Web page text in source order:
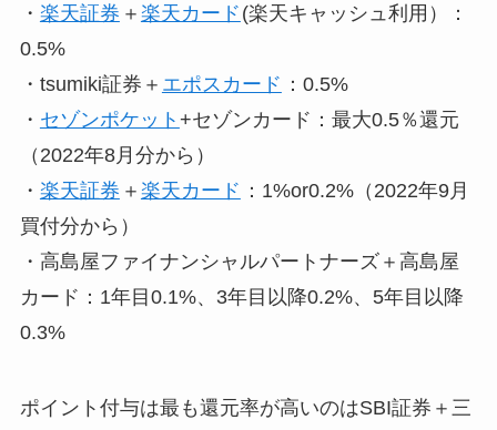
・ 楽天証券 ＋ 楽天カード (楽天キャッシュ利用）：
0.5%
・tsumiki証券＋ エポスカード ：0.5%
・ セゾンポケット +セゾンカード：最大0.5％還元
（2022年8月分から）
・ 楽天証券 ＋ 楽天カード ：1%or0.2%（2022年9月
買付分から）
・高島屋ファイナンシャルパートナーズ＋高島屋
カード：1年目0.1%、3年目以降0.2%、5年目以降
0.3%
ポイント付与は最も還元率が高いのはSBI証券＋三